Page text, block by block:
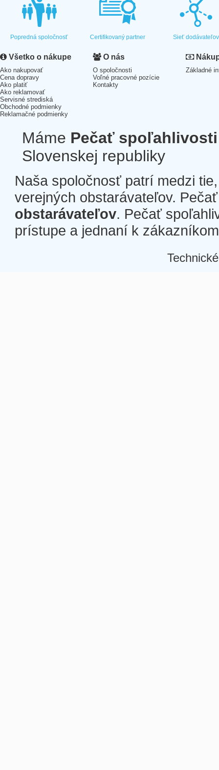
Popredná spoločnosť Certifikovaný partner Sieť dodávateľov
Všetko o nákupe
Ako nakupovať
Cena dopravy
Ako platiť
Ako reklamovať
Servisné strediská
Obchodné podmienky
Reklamačné podmienky
O nás
O spoločnosti
Voľné pracovné pozície
Kontakty
Základné
Máme Pečať spoľahlivosti
Slovenskej republiky
Naša spoločnosť patrí medzi
verejných obstarávateľov.
obstarávateľov. Pečať
prístupe a jednaní k